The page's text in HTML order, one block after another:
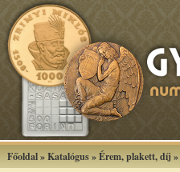
Főoldal»Katalógus»Érem, plakett, díj »